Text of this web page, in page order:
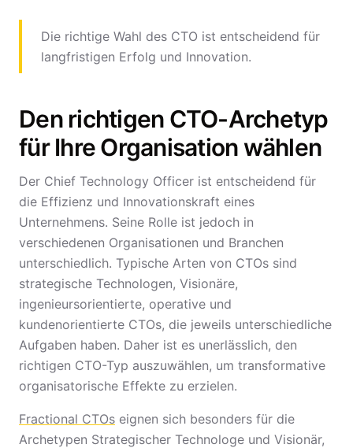
Die richtige Wahl des CTO ist entscheidend für
langfristigen Erfolg und Innovation.
Den richtigen CTO-Archetyp
für Ihre Organisation wählen
Der Chief Technology Officer ist entscheidend für
die Effizienz und Innovationskraft eines
Unternehmens. Seine Rolle ist jedoch in
verschiedenen Organisationen und Branchen
unterschiedlich. Typische Arten von CTOs sind
strategische Technologen, Visionäre,
ingenieursorientierte, operative und
kundenorientierte CTOs, die jeweils unterschiedliche
Aufgaben haben. Daher ist es unerlässlich, den
richtigen CTO-Typ auszuwählen, um transformative
organisatorische Effekte zu erzielen.
Fractional CTOs eignen sich besonders für die
Archetypen Strategischer Technologe und Visionär,